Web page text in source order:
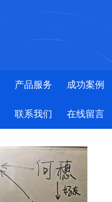
产品服务 成功案例
联系我们 在线留言